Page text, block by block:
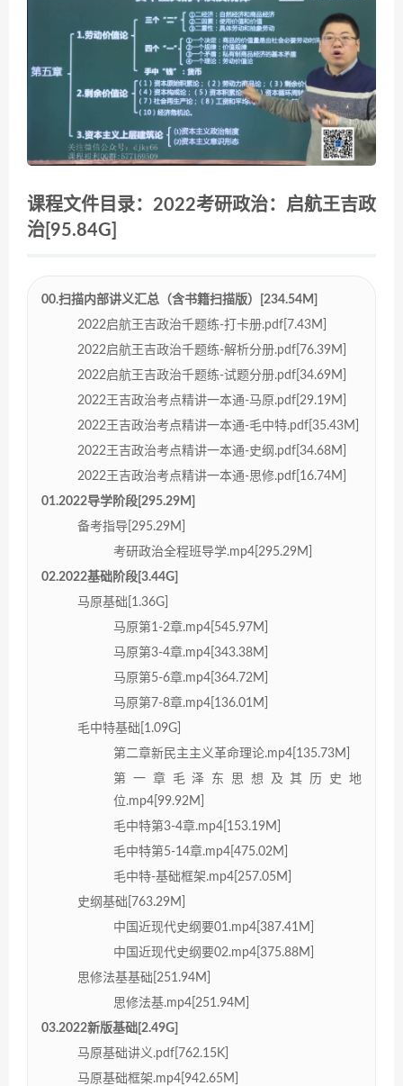
课程文件目录：2022考研政治：启航王吉政
治[95.84G]
00.扫描内部讲义汇总（含书籍扫描版）[234.54M]
2022启航王吉政治千题练-打卡册.pdf[7.43M]
2022启航王吉政治千题练-解析分册.pdf[76.39M]
2022启航王吉政治千题练-试题分册.pdf[34.69M]
2022王吉政治考点精讲一本通-马原.pdf[29.19M]
2022王吉政治考点精讲一本通-毛中特.pdf[35.43M]
2022王吉政治考点精讲一本通-史纲.pdf[34.68M]
2022王吉政治考点精讲一本通-思修.pdf[16.74M]
01.2022导学阶段[295.29M]
备考指导[295.29M]
考研政治全程班导学.mp4[295.29M]
02.2022基础阶段[3.44G]
马原基础[1.36G]
马原第1-2章.mp4[545.97M]
马原第3-4章.mp4[343.38M]
马原第5-6章.mp4[364.72M]
马原第7-8章.mp4[136.01M]
毛中特基础[1.09G]
第二章新民主主义革命理论.mp4[135.73M]
第一章毛泽东思想及其历史地
位.mp4[99.92M]
毛中特第3-4章.mp4[153.19M]
毛中特第5-14章.mp4[475.02M]
毛中特-基础框架.mp4[257.05M]
史纲基础[763.29M]
中国近现代史纲要01.mp4[387.41M]
中国近现代史纲要02.mp4[375.88M]
思修法基基础[251.94M]
思修法基.mp4[251.94M]
03.2022新版基础[2.49G]
马原基础讲义.pdf[762.15K]
马原基础框架.mp4[942.65M]